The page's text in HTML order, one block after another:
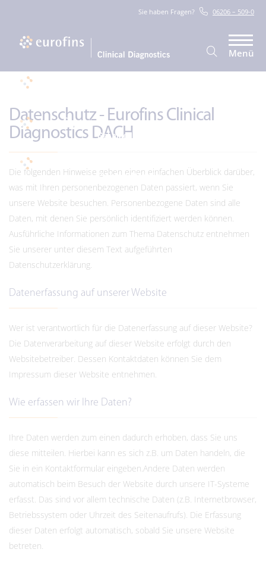
Sie haben Fragen? 06206 – 509-0
Menü
Datenschutz - Eurofins Clinical
Diagnostics DACH
Die folgenden Hinweise geben einen einfachen Überblick darüber,
was mit Ihren personenbezogenen Daten passiert, wenn Sie
unsere Website besuchen. Personenbezogene Daten sind alle
Daten, mit denen Sie persönlich identifiziert werden können.
Ausführliche Informationen zum Thema Datenschutz entnehmen
Sie unserer unter diesem Text aufgeführten
Datenschutzerklärung.
Datenerfassung auf unserer Website
Wer ist verantwortlich für die Datenerfassung auf dieser Website?
Die Datenverarbeitung auf dieser Website erfolgt durch den
Websitebetreiber. Dessen Kontaktdaten können Sie dem
Impressum dieser Website entnehmen.
Wie erfassen wir Ihre Daten?
Ihre Daten werden zum einen dadurch erhoben, dass Sie uns
diese mitteilen. Hierbei kann es sich z.B. um Daten handeln, die
Sie in ein Kontaktformular eingeben.Andere Daten werden
automatisch beim Besuch der Website durch unsere IT-Systeme
erfasst. Das sind vor allem technische Daten (z.B. Internetbrowser,
Betriebssystem oder Uhrzeit des Seitenaufrufs). Die Erfassung
dieser Daten erfolgt automatisch, sobald Sie unsere Website
betreten.